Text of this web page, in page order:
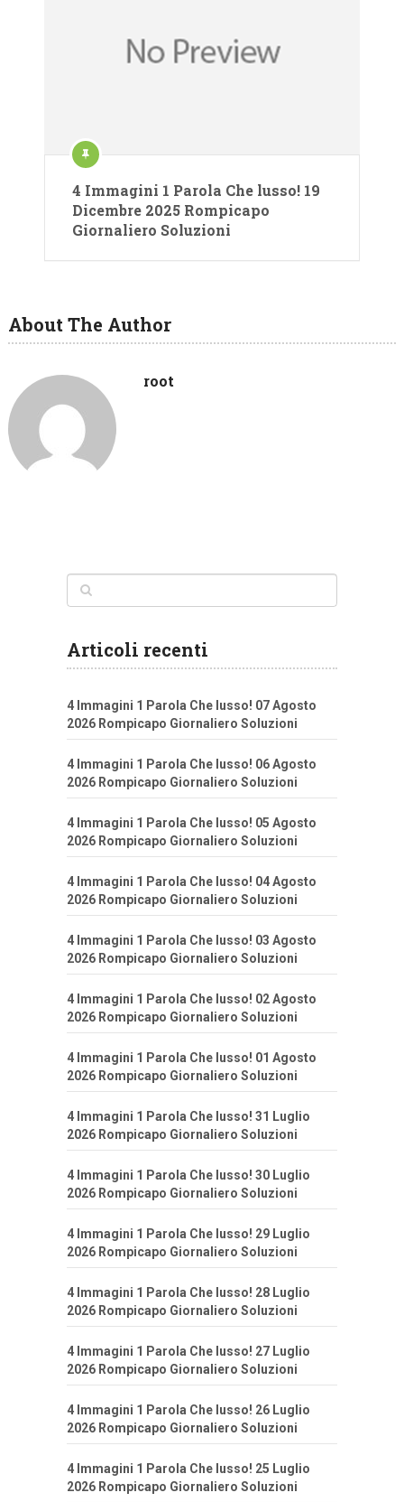
4 Immagini 1 Parola Che lusso! 19
Dicembre 2025 Rompicapo
Giornaliero Soluzioni
About The Author
root
Articoli recenti
4 Immagini 1 Parola Che lusso! 07 Agosto
2026 Rompicapo Giornaliero Soluzioni
4 Immagini 1 Parola Che lusso! 06 Agosto
2026 Rompicapo Giornaliero Soluzioni
4 Immagini 1 Parola Che lusso! 05 Agosto
2026 Rompicapo Giornaliero Soluzioni
4 Immagini 1 Parola Che lusso! 04 Agosto
2026 Rompicapo Giornaliero Soluzioni
4 Immagini 1 Parola Che lusso! 03 Agosto
2026 Rompicapo Giornaliero Soluzioni
4 Immagini 1 Parola Che lusso! 02 Agosto
2026 Rompicapo Giornaliero Soluzioni
4 Immagini 1 Parola Che lusso! 01 Agosto
2026 Rompicapo Giornaliero Soluzioni
4 Immagini 1 Parola Che lusso! 31 Luglio
2026 Rompicapo Giornaliero Soluzioni
4 Immagini 1 Parola Che lusso! 30 Luglio
2026 Rompicapo Giornaliero Soluzioni
4 Immagini 1 Parola Che lusso! 29 Luglio
2026 Rompicapo Giornaliero Soluzioni
4 Immagini 1 Parola Che lusso! 28 Luglio
2026 Rompicapo Giornaliero Soluzioni
4 Immagini 1 Parola Che lusso! 27 Luglio
2026 Rompicapo Giornaliero Soluzioni
4 Immagini 1 Parola Che lusso! 26 Luglio
2026 Rompicapo Giornaliero Soluzioni
4 Immagini 1 Parola Che lusso! 25 Luglio
2026 Rompicapo Giornaliero Soluzioni